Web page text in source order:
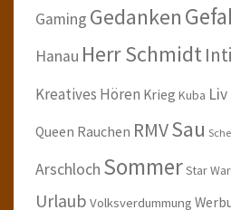
Gaming Gedanken
Hanau Herr Schmidt
Kreatives Hören Krieg Kuba
Queen Rauchen RMVSau
Arschloch SommerStar
Urlaub Volksverdummung